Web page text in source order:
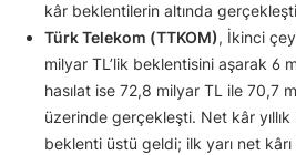
kâr beklentilerin altında
Türk Telekom (TTKOM), İkinci
milyar TL’lik beklentisini aşarak 6
hasılat ise 72,8 milyar TL ile 70,7
üzerinde gerçekleşti. Net kâr
beklenti üstü geldi; ilk yarı net kârı